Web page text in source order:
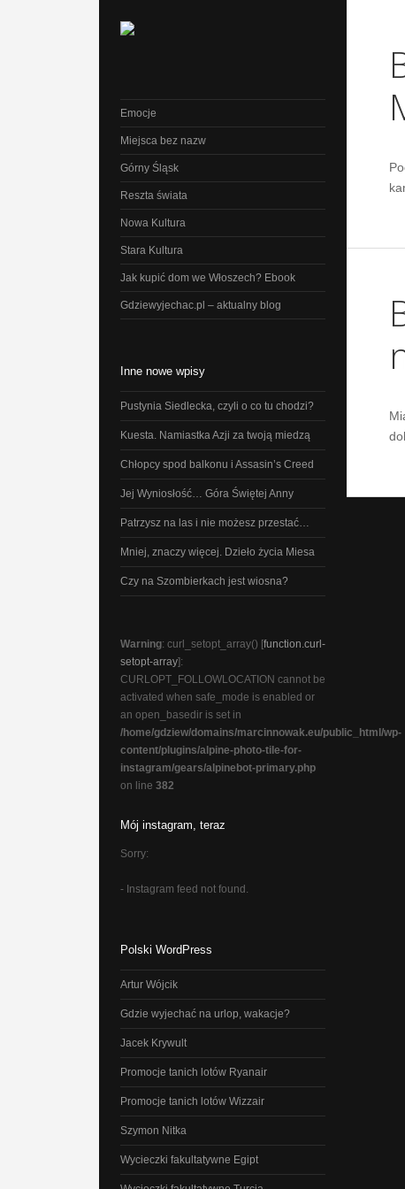
Emocje
Miejsca bez nazw
Górny Śląsk
Reszta świata
Nowa Kultura
Stara Kultura
Jak kupić dom we Włoszech? Ebook
Gdziewyjechac.pl – aktualny blog
Inne nowe wpisy
Pustynia Siedlecka, czyli o co tu chodzi?
Kuesta. Namiastka Azji za twoją miedzą
Chłopcy spod balkonu i Assasin’s Creed
Jej Wyniosłość… Góra Świętej Anny
Patrzysz na las i nie możesz przestać…
Mniej, znaczy więcej. Dzieło życia Miesa
Czy na Szombierkach jest wiosna?
Warning: curl_setopt_array() [function.curl-
setopt-array]:
CURLOPT_FOLLOWLOCATION cannot be
activated when safe_mode is enabled or
an open_basedir is set in
/home/gdziew/domains/marcinnowak.eu/public_html/wp-
content/plugins/alpine-photo-tile-for-
instagram/gears/alpinebot-primary.php
on line 382
Mój instagram, teraz
Sorry:
- Instagram feed not found.
Polski WordPress
Artur Wójcik
Gdzie wyjechać na urlop, wakacje?
Jacek Krywult
Promocje tanich lotów Ryanair
Promocje tanich lotów Wizzair
Szymon Nitka
Wycieczki fakultatywne Egipt